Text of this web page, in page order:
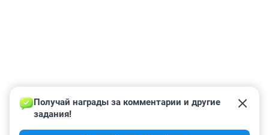
Получай награды за комментарии и другие
задания!